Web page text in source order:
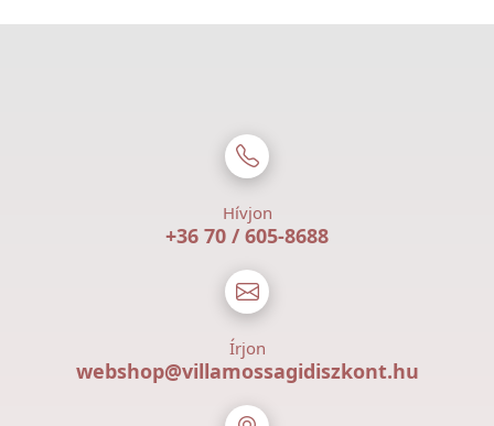
Hívjon
+36 70 / 605-8688
Írjon
webshop@villamossagidiszkont.hu